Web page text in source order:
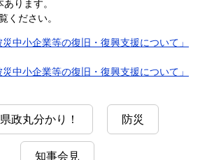
ります。
ください。
中小企業等の復旧・復興支援について」
中小企業等の復旧・復興支援について」
政丸分かり！ 防災
知事会見